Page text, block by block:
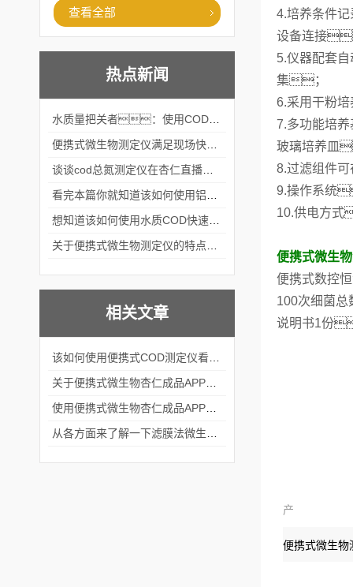
查看全部
热点新闻
相关文章
4.培养条件
设备连接
5.仪器配套
集；
6.采用干粉
7.多功能培
玻璃培养
8.过滤组件
9.操作系统
10.供电方
便携式微生
便携式数控
100次细菌
说明书1份
产
品：